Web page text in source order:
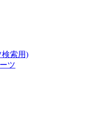
検索用)
ツ